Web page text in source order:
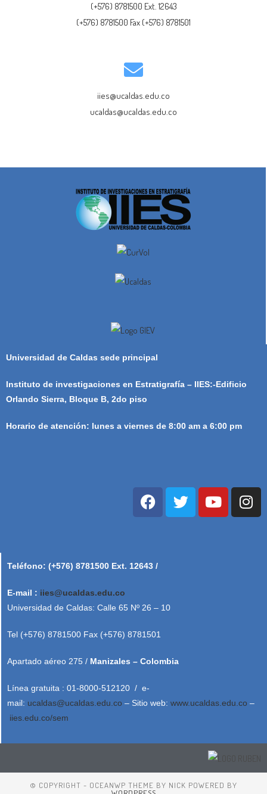
(+576) 8781500 Ext. 12643
(+576) 8781500 Fax (+576) 8781501
iies@ucaldas.edu.co
ucaldas@ucaldas.edu.co
Universidad de Caldas sede principal
Instituto de investigaciones en Estratigrafía – IIES:-Edificio
Orlando Sierra, Bloque B, 2do piso
Horario de atención: lunes a viernes de 8:00 am a 6:00 pm
Teléfono: (+576) 8781500 Ext. 12643 /
E-mail : iies@ucaldas.edu.co
Universidad de Caldas: Calle 65 Nº 26 – 10
Tel (+576) 8781500 Fax (+576) 8781501
Apartado aéreo 275 / Manizales – Colombia
Línea gratuita : 01-8000-512120 / e-
mail: ucaldas@ucaldas.edu.co – Sitio web: www.ucaldas.edu.co –
iies.edu.co/sem
© COPYRIGHT - OCEANWP THEME BY NICK POWERED BY